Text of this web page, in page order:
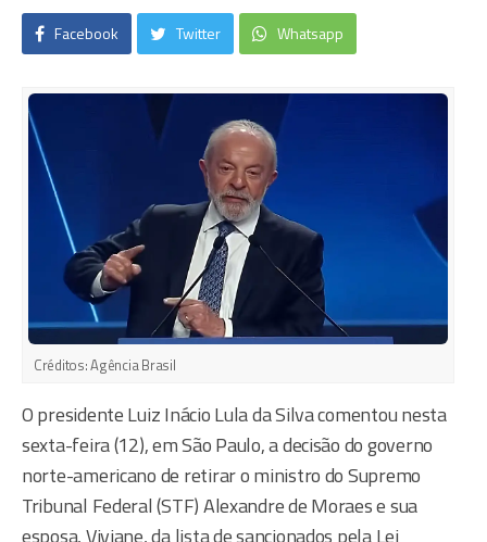
Facebook Twitter Whatsapp
Créditos:Agência Brasil
O presidente Luiz Inácio Lula da Silva comentou nesta
sexta-feira (12), em São Paulo, a decisão do governo
norte-americano de retirar o ministro do Supremo
Tribunal Federal (STF) Alexandre de Moraes e sua
esposa, Viviane, da lista de sancionados pela Lei